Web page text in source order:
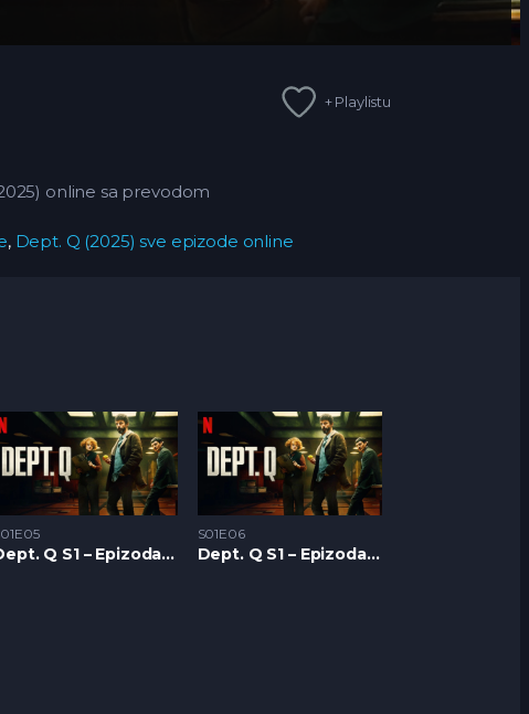
+ Playlistu
online sa prevodom
, Dept. Q (2025) sve epizode online
Dept. Q S1 – Epizoda 05
S01E06
Dept. Q S1 – Epizoda 06